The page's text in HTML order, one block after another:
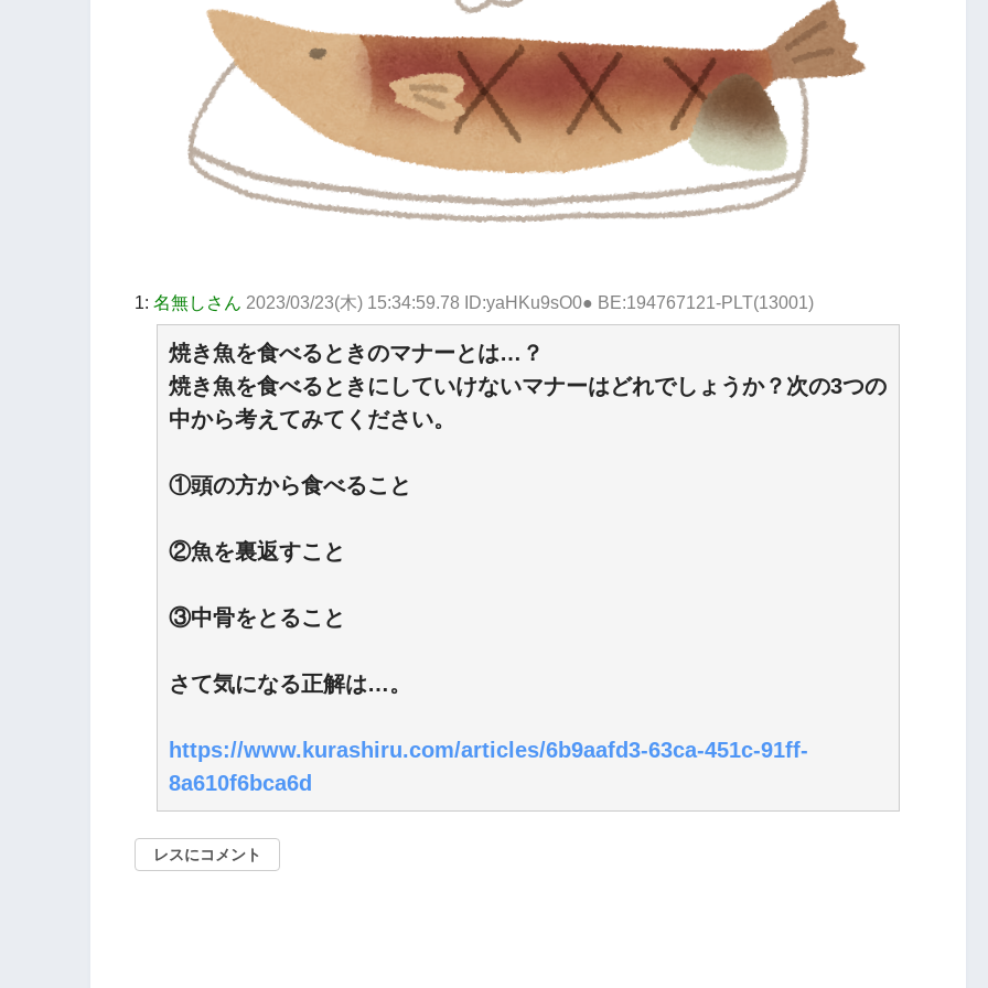
1: 名無しさん 2023/03/23(木) 15:34:59.78 ID:yaHKu9sO0● BE:194767121-PLT(13001)
焼き魚を食べるときのマナーとは…？
焼き魚を食べるときにしていけないマナーはどれでしょうか？次の3つの
中から考えてみてください。
①頭の方から食べること
②魚を裏返すこと
③中骨をとること
さて気になる正解は…。
https://www.kurashiru.com/articles/6b9aafd3-63ca-451c-91ff-
8a610f6bca6d
レスにコメント